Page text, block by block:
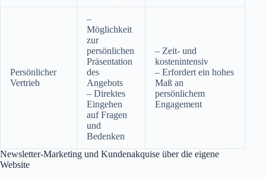
Persönlicher
Vertrieb
–
Möglichkeit
zur
persönlichen
Präsentation
des
Angebots
– Direktes
Eingehen
auf Fragen
und
Bedenken
– Zeit- und
kostenintensiv
– Erfordert ein hohes
Maß an
persönlichem
Engagement
Newsletter-Marketing und Kundenakquise über die eigene
Website